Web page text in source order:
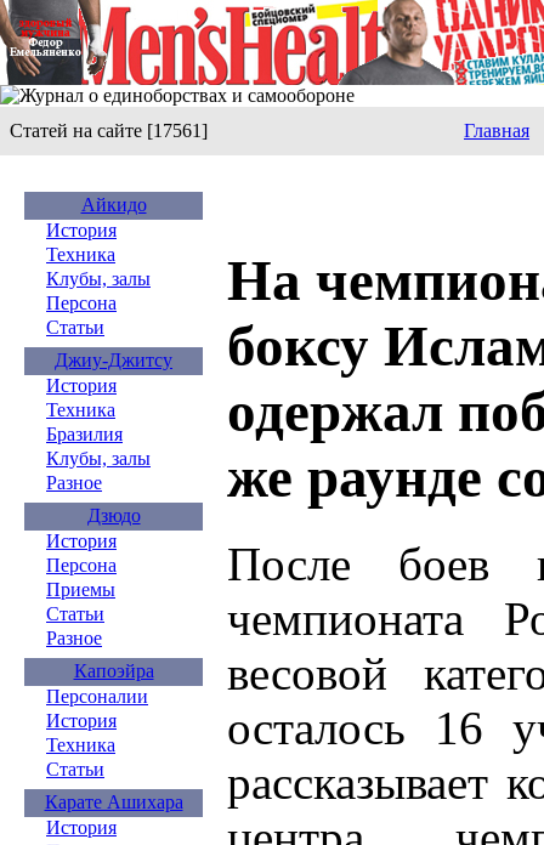
Статей на сайте [17561] Главная
Айкидо
История
Техника
Клубы, залы
Персона
Статьи
Джиу-Джитсу
История
Техника
Бразилия
Клубы, залы
Разное
Дзюдо
История
Персона
Приемы
Статьи
Разное
Капоэйра
Персоналии
История
Техника
Статьи
Карате Ашихара
История
На
боксу
одержал
же раунде
После боев
чемпионата
весовой
осталось 16
рассказывает